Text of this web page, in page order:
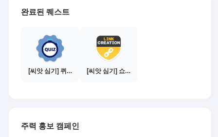
완료된 퀘스트
[씨앗 심기] 퀴즈 참여하기 [씨앗 심기] 쇼핑몰 링크 발급하기 - 제휴몰 3곳
주력 홍보 캠페인